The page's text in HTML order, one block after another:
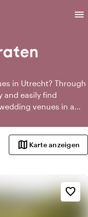
menu
in Utrecht? Through
and easily find
venues in a
map Karte anzeigen
favorite_border
Ambiente und Ästhetik
info
Ländlich